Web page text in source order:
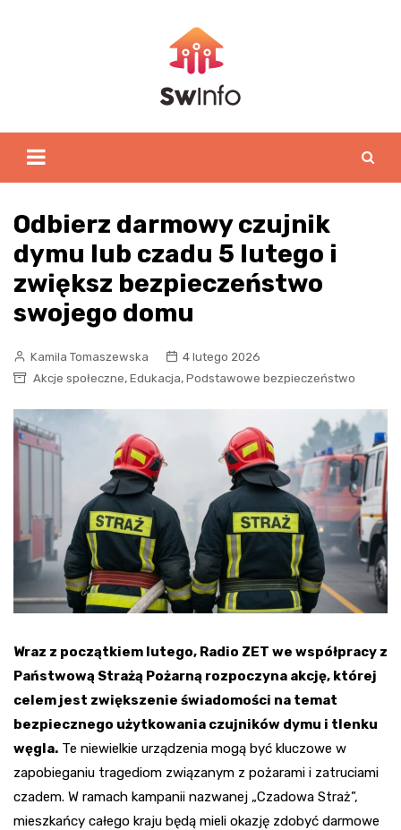
Odbierz darmowy czujnik
dymu lub czadu 5 lutego i
zwiększ bezpieczeństwo
swojego domu
Kamila Tomaszewska
4 lutego 2026
Akcje społeczne, Edukacja, Podstawowe bezpieczeństwo
Wraz z początkiem lutego, Radio ZET we współpracy z
Państwową Strażą Pożarną rozpoczyna akcję, której
celem jest zwiększenie świadomości na temat
bezpiecznego użytkowania czujników dymu i tlenku
węgla. Te niewielkie urządzenia mogą być kluczowe w
zapobieganiu tragediom związanym z pożarami i zatruciami
czadem. W ramach kampanii nazwanej „Czadowa Straż”,
mieszkańcy całego kraju będą mieli okazję zdobyć darmowe